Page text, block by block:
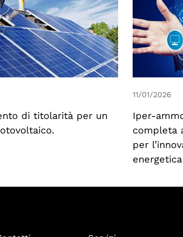
di titolarità per un
11/01/2026
Iper-
completa
per
energetica